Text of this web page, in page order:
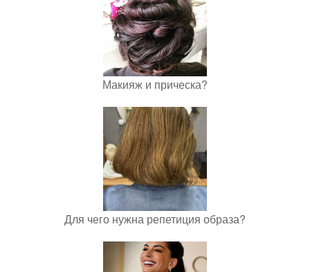
Макияж и прическа?
Для чего нужна репетиция образа?